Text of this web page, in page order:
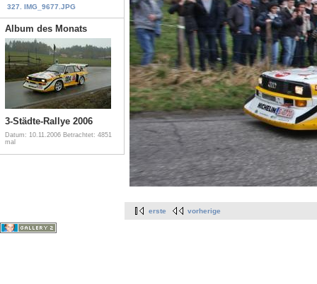
327. IMG_9677.JPG
Album des Monats
3-Städte-Rallye 2006
Datum: 10.11.2006 Betrachtet: 4851
mal
erste vorherige